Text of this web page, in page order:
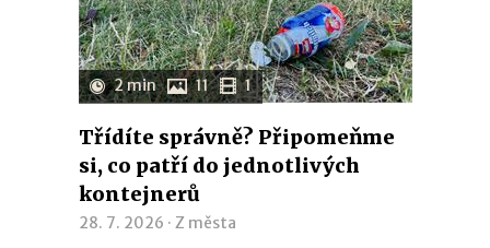
2 min 11 1
Třídíte správně? Připomeňme
si, co patří do jednotlivých
kontejnerů
28. 7. 2026 · Z města